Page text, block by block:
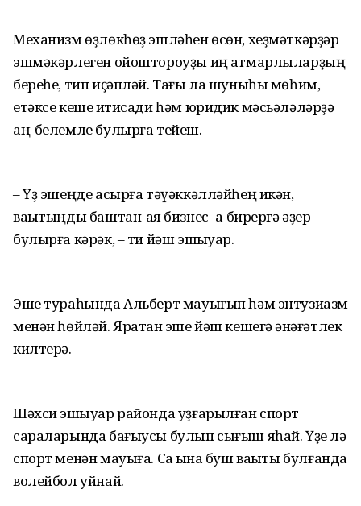
Механизм өҙлөкһөҙ эшләһен өсөн, хеҙмәткәрҙәр
эшмәкәрлеген ойоштороуҙы иң ҡатмарлыларҙың
береһе, тип иҫәпләй. Тағы ла шуныһы мөһим,
етәксе кеше иҡтисади һәм юридик мәсьәләләрҙә
аң-белемле булырға тейеш.
– Үҙ эшеңде асырға тәүәккәлләйһең икән,
ваҡытыңды баштан-аяҡ бизнес- ҡа бирергә әҙер
булырға кәрәк, – ти йәш эшҡыуар.
Эше тураһында Альберт мауығып һәм энтузиазм
менән һөйләй. Яратҡан эше йәш кешегә ҡәнәғәтлек
килтерә.
Шәхси эшҡыуар районда уҙғарылған спорт
сараларында бағыусы булып сығыш яһай. Үҙе лә
спорт менән мауыға. Саҡ ҡына буш ваҡыты булғанда
волейбол уйнай.